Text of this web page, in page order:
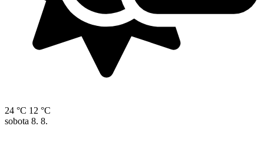
24 °C 12 °C
sobota 8. 8.